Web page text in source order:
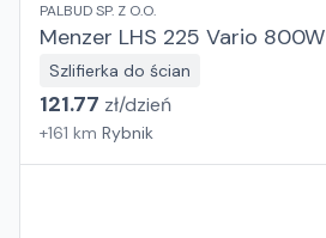
PALBUD SP. Z O.O.
Menzer LHS 225 Vario 800W
Szlifierka do ścian
121.77 zł/dzień
+161 km Rybnik